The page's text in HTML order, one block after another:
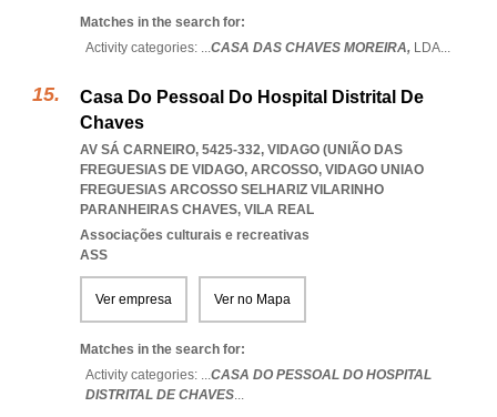
Matches in the search for:
Activity categories: ...CASA DAS CHAVES MOREIRA, LDA...
Casa Do Pessoal Do Hospital Distrital De
Chaves
AV SÁ CARNEIRO, 5425-332, VIDAGO (UNIÃO DAS
FREGUESIAS DE VIDAGO, ARCOSSO, VIDAGO UNIAO
FREGUESIAS ARCOSSO SELHARIZ VILARINHO
PARANHEIRAS CHAVES, VILA REAL
Associações culturais e recreativas
ASS
Ver empresa Ver no Mapa
Matches in the search for:
Activity categories: ...CASA DO PESSOAL DO HOSPITAL
DISTRITAL DE CHAVES...